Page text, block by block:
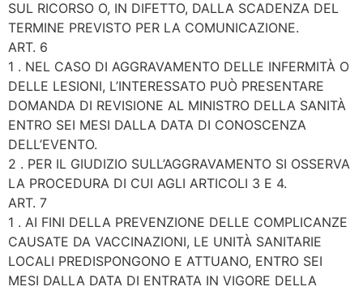
SUL RICORSO O, IN DIFETTO, DALLA SCADENZA DEL
TERMINE PREVISTO PER LA COMUNICAZIONE.
ART. 6
1 . NEL CASO DI AGGRAVAMENTO DELLE INFERMITÀ O
DELLE LESIONI, L’INTERESSATO PUÒ PRESENTARE
DOMANDA DI REVISIONE AL MINISTRO DELLA SANITÀ
ENTRO SEI MESI DALLA DATA DI CONOSCENZA
DELL’EVENTO.
2 . PER IL GIUDIZIO SULL’AGGRAVAMENTO SI OSSERVA
LA PROCEDURA DI CUI AGLI ARTICOLI 3 E 4.
ART. 7
1 . AI FINI DELLA PREVENZIONE DELLE COMPLICANZE
CAUSATE DA VACCINAZIONI, LE UNITÀ SANITARIE
LOCALI PREDISPONGONO E ATTUANO, ENTRO SEI
MESI DALLA DATA DI ENTRATA IN VIGORE DELLA